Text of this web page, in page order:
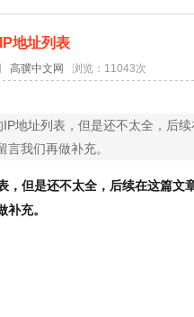
地址列表
高骥中文网 浏览： 11043次
地址列表，但是还不太全，后续
我们再做补充。
但是还不太全，后续在这篇文
充。